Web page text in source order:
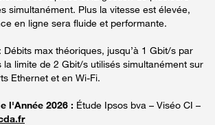
simultanément. Plus la vitesse est élevée,
en ligne sera fluide et performante.
: Débits max théoriques, jusqu’à 1 Gbit/s par
la limite de 2 Gbit/s utilisés simultanément sur
Ethernet et en Wi-Fi.
l'Année 2026 : Étude Ipsos bva – Viséo CI –